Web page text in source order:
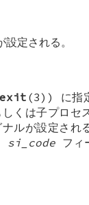
設定される。
exit (3)) に指
くは子プロセ
ルが設定され
si_codeフィ